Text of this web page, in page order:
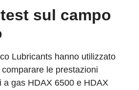
sul campo
Lubricants hanno utilizzato
le prestazioni
a gas HDAX 6500 e HDAX